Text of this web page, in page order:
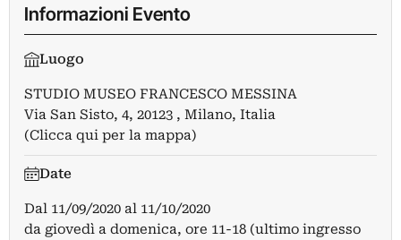
Informazioni Evento
Luogo
STUDIO MUSEO FRANCESCO MESSINA
Via San Sisto, 4, 20123 , Milano, Italia
(Clicca qui per la mappa)
Date
Dal 11/09/2020 al 11/10/2020
da giovedì a domenica, ore 11-18 (ultimo ingresso